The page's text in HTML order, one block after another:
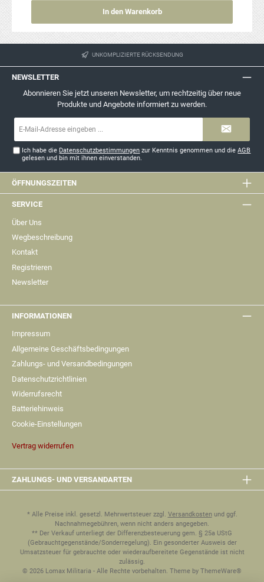
In den Warenkorb
UNKOMPLIZIERTE RÜCKSENDUNG
NEWSLETTER
Abonnieren Sie jetzt unseren Newsletter, um rechtzeitig über neue
Produkte und Angebote informiert zu werden.
Ich habe die Datenschutzbestimmungen zur Kenntnis genommen und dieAGB
gelesen und bin mit ihnen einverstanden.
ÖFFNUNGSZEITEN
SERVICE
Über Uns
Wegbeschreibung
Kontakt
Registrieren
Newsletter
INFORMATIONEN
Impressum
Allgemeine Geschäftsbedingungen
Zahlungs- und Versandbedingungen
Datenschutzrichtlinien
Widerrufsrecht
Batteriehinweis
Cookie-Einstellungen
Vertrag widerrufen
ZAHLUNGS- UND VERSANDARTEN
* Alle Preise inkl. gesetzl. Mehrwertsteuer zzgl. Versandkostenund ggf.
Nachnahmegebühren, wenn nicht anders angegeben.
** Der Verkauf unterliegt der Differenzbesteuerung gem. § 25a UStG
(Gebrauchtgegenstände/Sonderregelung). Ein gesonderter Ausweis der
Umsatzsteuer für gebrauchte oder wiederaufbereitete Gegenstände ist nicht
zulässig.
© 2026 Lomax Militaria - Alle Rechte vorbehalten. Theme by ThemeWare®